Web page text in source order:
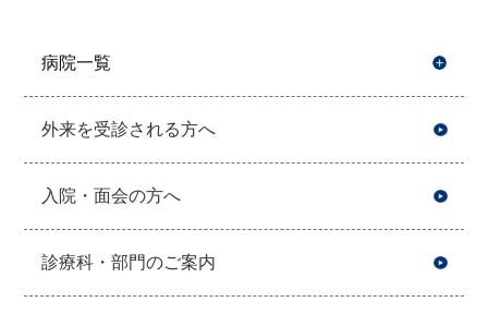
病院一覧
外来を受診される方へ
入院・面会の方へ
診療科・部門のご案内